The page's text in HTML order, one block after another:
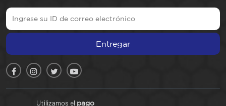
Entregar
Utilizamos el pago